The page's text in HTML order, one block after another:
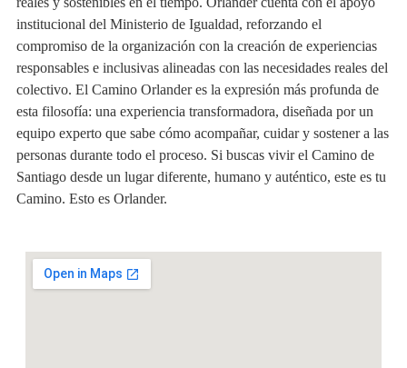
institucional del Ministerio de Igualdad, reforzando el
compromiso de la organización con la creación de experiencias
responsables e inclusivas alineadas con las necesidades reales del
colectivo. El Camino Orlander es la expresión más profunda de
esta filosofía: una experiencia transformadora, diseñada por un
equipo experto que sabe cómo acompañar, cuidar y sostener a las
personas durante todo el proceso. Si buscas vivir el Camino de
Santiago desde un lugar diferente, humano y auténtico, este es tu
Camino. Esto es Orlander.